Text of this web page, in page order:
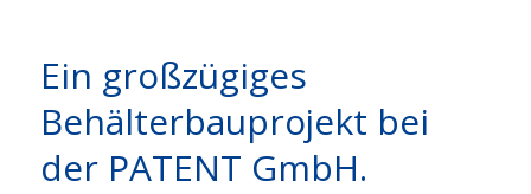
Ein großzügiges
Behälterbauprojekt bei
der PATENT GmbH.